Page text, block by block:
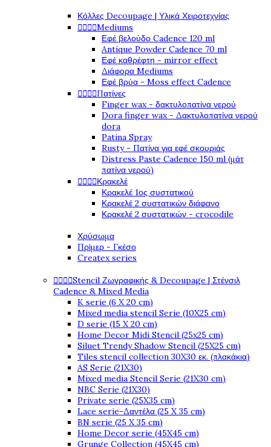
Κόλλες Decoupage | Υλικά Χειροτεχνίας
Mediums
Εφέ βελούδο Cadence 120 ml
Antique Powder Cadence 70 ml
Εφέ καθρέφτη - mirror effect
Διάφορα Mediums
Εφέ βρύα - Moss effect Cadence
Πατίνες
Finger wax - δακτυλοπατίνα νερού
Dora finger wax - Δακτυλοπατίνα νερού
dora
Patina Spray
Rusty - Πατίνα για εφέ σκουριάς
Distress Paste Cadence 150 ml (μάτ
πατίνα νερού)
Κρακελέ
Κρακελέ 1ος συστατικού
Κρακελέ 2 συστατικών διάφανο
Κρακελέ 2 συστατικών - crocodile
Χρύσωμα
Πρίμερ - Γκέσο
Createx series
Stencil Ζωγραφικής & Decoupage | Στένσιλ
Cadence & Mixed Media
K serie (6 X 20 cm)
Mixed media stencil Serie (10X25 cm)
D serie (15 X 20 cm)
Home Decor Midi Stencil (25x25 cm)
Siluet Trendy Shadow Stencil (25X25 cm)
Tiles stencil collection 30X30 εκ. (πλακάκια)
AS Serie (21X30)
Mixed media Stencil Serie (21X30 cm)
NBC Serie (21X30)
Private serie (25X35 cm)
Lace serie-Δαντέλα (25 X 35 cm)
BN serie (25 X 35 cm)
Home Decor serie (45X45 cm)
Grunge Collection (45X45 cm)